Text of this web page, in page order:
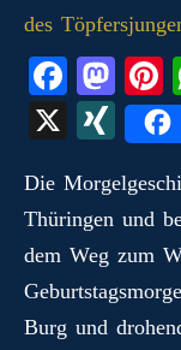
Fa
ce
bo
ok
M
as
to
do
n
t
X
X
N
G
Die
Thüringen und
dem Weg zum
Burg und